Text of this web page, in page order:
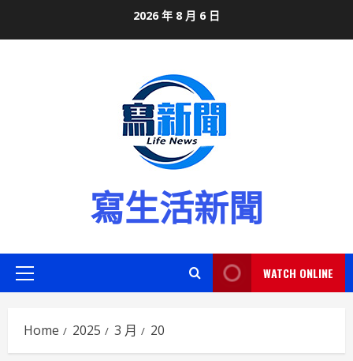
2026 年 8 月 6 日
寫生活新聞
Primary
WATCH ONLINE
Home 2025 3 月 20